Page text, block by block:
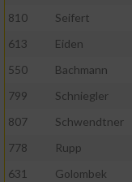
810
Seifert
613
Eiden
550
Bachmann
799
Schniegler
807
Schwendtner
778
Rupp
631
Golombek